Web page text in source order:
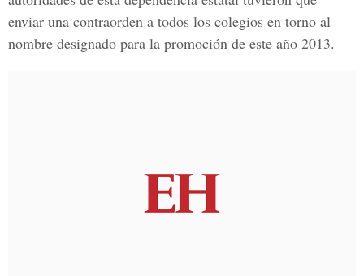
enviar una contraorden a todos los colegios en torno al
nombre designado para la promoción de este año 2013.